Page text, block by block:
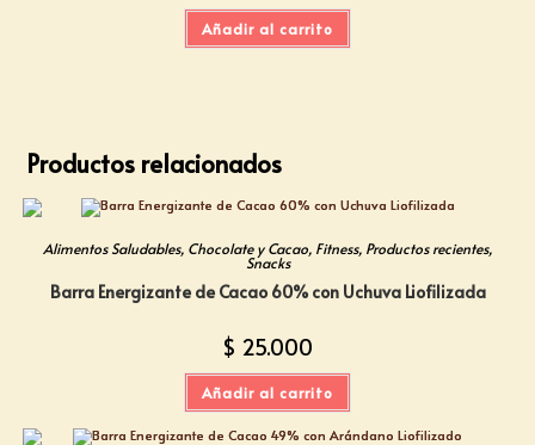
Añadir al carrito
Productos relacionados
Alimentos Saludables, Chocolate y Cacao, Fitness, Productos recientes,
Snacks
Barra Energizante de Cacao 60% con Uchuva Liofilizada
$ 25.000
Añadir al carrito